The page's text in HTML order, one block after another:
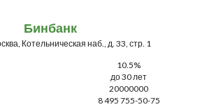
Бинбанк
Котельническая наб., д. 33, стр. 1
10.5%
до 30 лет
20000000
8 495 755-50-75